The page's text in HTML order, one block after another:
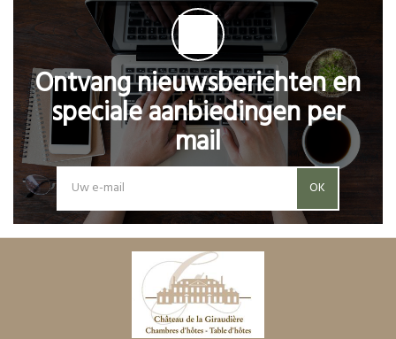
Ontvang nieuwsberichten en
speciale aanbiedingen per
mail
OK